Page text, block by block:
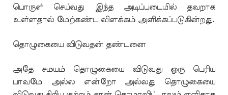
பொருள் செய்வது இந்த அடிப்படையில் தவறாக
உள்ளதால் மேற்கண்ட விளக்கம் அளிக்கப்படுகின்றது.
தொழுகையை விடுவதன் தண்டனை
அதே சமயம் தொழுகையை விடுவது ஒரு பெரிய
பாவமே அல்ல என்றோ அல்லது தொழுகையை